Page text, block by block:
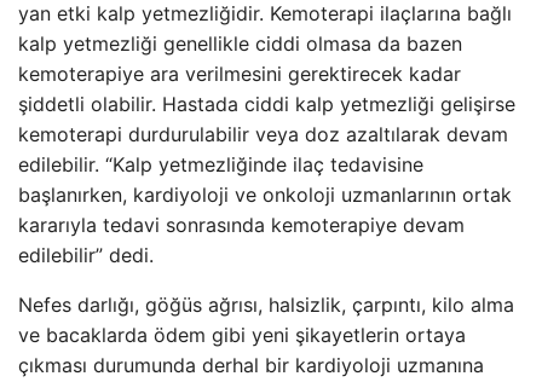
yan etki kalp yetmezliğidir. Kemoterapi ilaçlarına bağlı
kalp yetmezliği genellikle ciddi olmasa da bazen
kemoterapiye ara verilmesini gerektirecek kadar
şiddetli olabilir. Hastada ciddi kalp yetmezliği gelişirse
kemoterapi durdurulabilir veya doz azaltılarak devam
edilebilir. “Kalp yetmezliğinde ilaç tedavisine
başlanırken, kardiyoloji ve onkoloji uzmanlarının ortak
kararıyla tedavi sonrasında kemoterapiye devam
edilebilir” dedi.
Nefes darlığı, göğüs ağrısı, halsizlik, çarpıntı, kilo alma
ve bacaklarda ödem gibi yeni şikayetlerin ortaya
çıkması durumunda derhal bir kardiyoloji uzmanına